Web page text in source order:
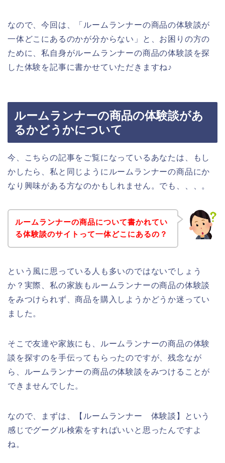
なので、今回は、「ルームランナーの商品の体験談が
一体どこにあるのかが分からない」と、お困りの方の
ために、私自身がルームランナーの商品の体験談を探
した体験を記事に書かせていただきますね♪
ルームランナーの商品の体験談があ
るかどうかについて
今、こちらの記事をご覧になっているあなたは、もし
かしたら、私と同じようにルームランナーの商品にか
なり興味がある方なのかもしれません。でも、、、。
ルームランナーの商品について書かれてい
る体験談のサイトって一体どこにあるの？
という風に思っている人も多いのではないでしょう
か？実際、私の家族もルームランナーの商品の体験談
をみつけられず、商品を購入しようかどうか迷ってい
ました。
そこで友達や家族にも、ルームランナーの商品の体験
談を探すのを手伝ってもらったのですが、残念なが
ら、ルームランナーの商品の体験談をみつけることが
できませんでした。
なので、まずは、【ルームランナー 体験談】という
感じでグーグル検索をすればいいと思ったんですよ
ね。